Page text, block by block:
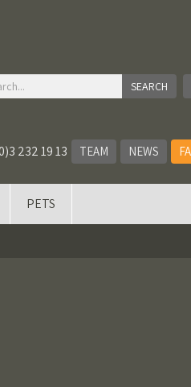
232 19 13 TEAM NEWS
PETS